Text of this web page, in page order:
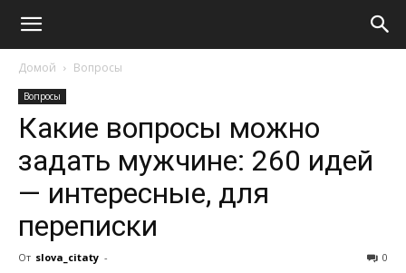
Домой Вопросы
Вопросы
Какие вопросы можно
задать мужчине: 260 идей
— интересные, для
переписки
От slova_citaty - 0